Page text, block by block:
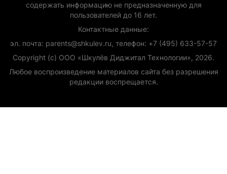
содержать информацию не предназначенную для
пользователей до 16 лет.
Контактные данные:
эл. почта: parents@shkulev.ru, телефон: +7 (495) 633-57-57
Copyright (с) ООО «Шкулёв Диджитал Технологии», 2026.
Любое воспроизведение материалов сайта без разрешения
редакции воспрещается.